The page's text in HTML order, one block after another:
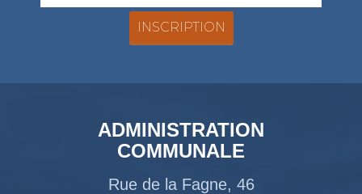
ADMINISTRATION
COMMUNALE
Rue de la Fagne, 46